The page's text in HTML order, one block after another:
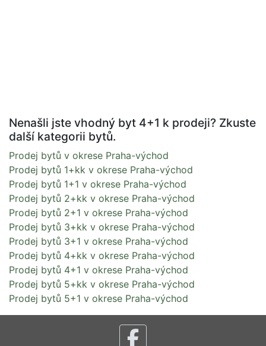
Nenašli jste vhodný byt 4+1 k prodeji? Zkuste
další kategorii bytů.
Prodej bytů v okrese Praha-východ
Prodej bytů 1+kk v okrese Praha-východ
Prodej bytů 1+1 v okrese Praha-východ
Prodej bytů 2+kk v okrese Praha-východ
Prodej bytů 2+1 v okrese Praha-východ
Prodej bytů 3+kk v okrese Praha-východ
Prodej bytů 3+1 v okrese Praha-východ
Prodej bytů 4+kk v okrese Praha-východ
Prodej bytů 4+1 v okrese Praha-východ
Prodej bytů 5+kk v okrese Praha-východ
Prodej bytů 5+1 v okrese Praha-východ